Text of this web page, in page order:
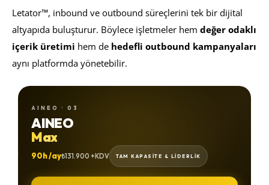
Letator™, inbound ve outbound süreçlerini tek bir dijital
altyapıda buluşturur. Böylece işletmeler hem değer odaklı
içerik üretimi hem de hedefli outbound kampanyaları
aynı platformda yönetebilir.
AINEO · 03
AINEO
Max
90h /ay₺131.900 +KDV TAM KAPASİTE & LİDERLİK